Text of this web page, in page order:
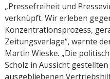
„Pressefreiheit und
verknüpft. Wir erleben
Konzentrationsprozess,
Zeitungsverlage“, warnte
Martin Wieske. „Die
Scholz in Aussicht
ausgebliebenen